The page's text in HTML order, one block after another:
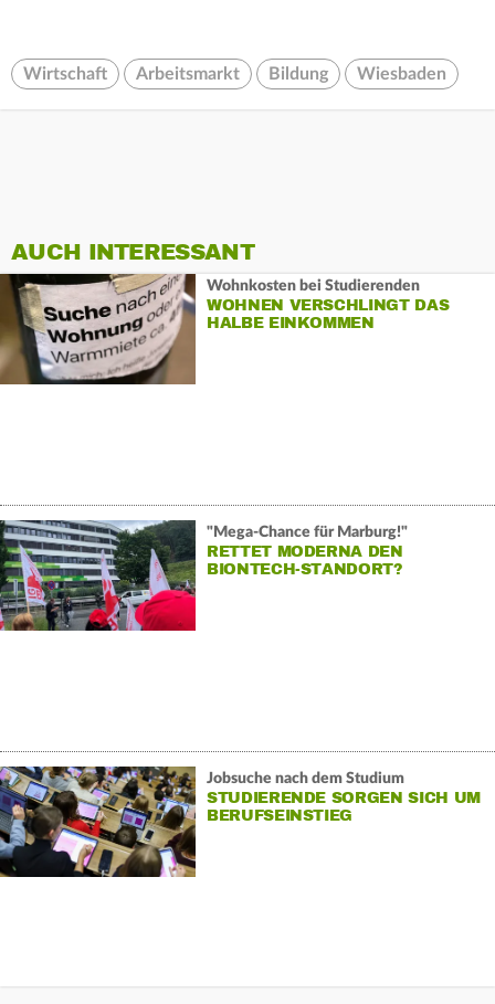
Wirtschaft Arbeitsmarkt Bildung Wiesbaden
AUCH INTERESSANT
Wohnkosten bei Studierenden
WOHNEN VERSCHLINGT DAS
HALBE EINKOMMEN
"Mega-Chance für Marburg!"
RETTET MODERNA DEN
BIONTECH-STANDORT?
Jobsuche nach dem Studium
STUDIERENDE SORGEN SICH UM
BERUFSEINSTIEG